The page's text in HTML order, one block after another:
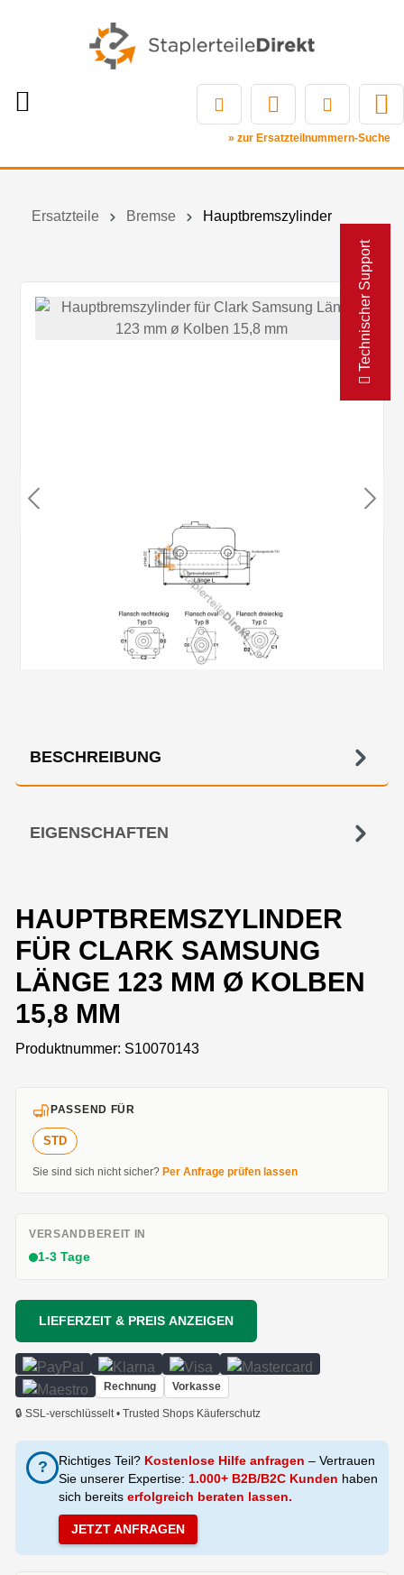
Technischer Support
» zur Ersatzteilnummern-Suche
Ersatzteile Bremse Hauptbremszylinder
BESCHREIBUNG
EIGENSCHAFTEN
HAUPTBREMSZYLINDER
FÜR CLARK SAMSUNG
LÄNGE 123 MM Ø KOLBEN
15,8 MM
Produktnummer: S10070143
PASSEND FÜR
STD
Sie sind sich nicht sicher? Per Anfrage prüfen lassen
VERSANDBEREIT IN
1-3 Tage
LIEFERZEIT & PREIS ANZEIGEN
Rechnung Vorkasse
🔒 SSL-verschlüsselt • Trusted Shops Käuferschutz
? Richtiges Teil? Kostenlose Hilfe anfragen – Vertrauen
Sie unserer Expertise: 1.000+ B2B/B2C Kunden haben
sich bereits erfolgreich beraten lassen.
JETZT ANFRAGEN